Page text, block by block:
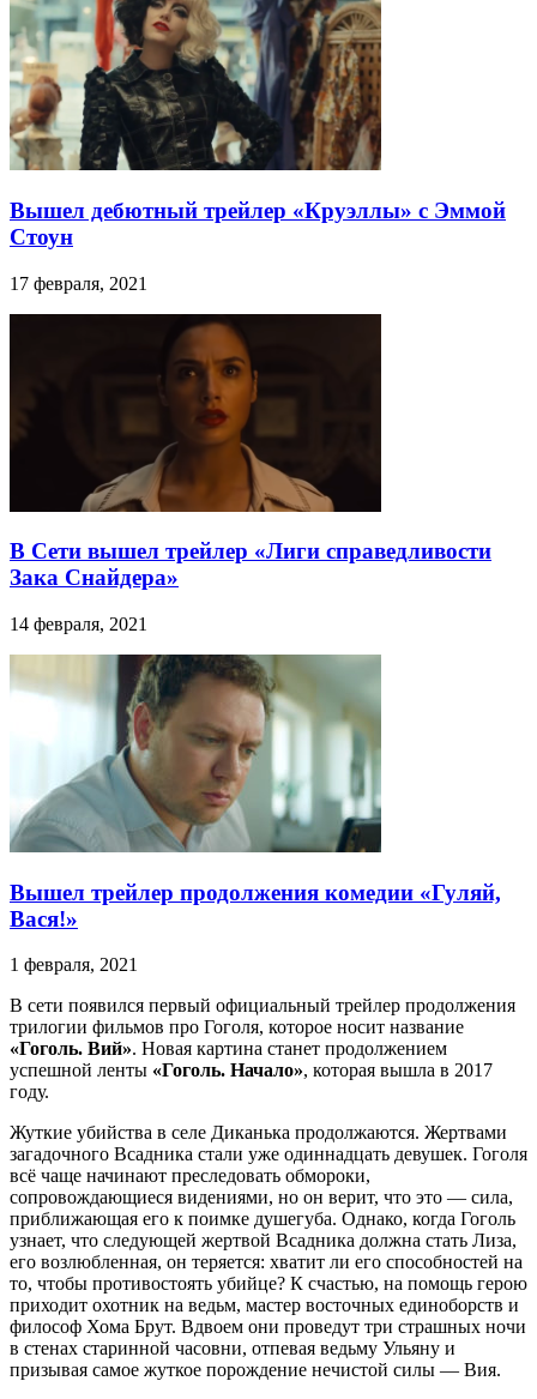
Вышел дебютный трейлер «Круэллы» с Эммой
Стоун
17 февраля, 2021
В Сети вышел трейлер «Лиги справедливости
Зака Снайдера»
14 февраля, 2021
Вышел трейлер продолжения комедии «Гуляй,
Вася!»
1 февраля, 2021
В сети появился первый официальный трейлер продолжения
трилогии фильмов про Гоголя, которое носит название
«Гоголь. Вий». Новая картина станет продолжением
успешной ленты «Гоголь. Начало», которая вышла в 2017
году.
Жуткие убийства в селе Диканька продолжаются. Жертвами
загадочного Всадника стали уже одиннадцать девушек. Гоголя
всё чаще начинают преследовать обмороки,
сопровождающиеся видениями, но он верит, что это — сила,
приближающая его к поимке душегуба. Однако, когда Гоголь
узнает, что следующей жертвой Всадника должна стать Лиза,
его возлюбленная, он теряется: хватит ли его способностей на
то, чтобы противостоять убийце? К счастью, на помощь герою
приходит охотник на ведьм, мастер восточных единоборств и
философ Хома Брут. Вдвоем они проведут три страшных ночи
в стенах старинной часовни, отпевая ведьму Ульяну и
призывая самое жуткое порождение нечистой силы — Вия.